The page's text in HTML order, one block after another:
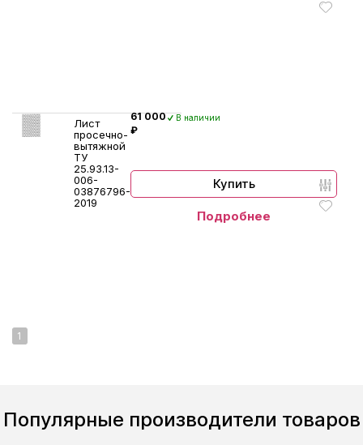
Лист
просечно-
вытяжной
ТУ
25.93.13-
006-
03876796-
2019
61 000
₽
В наличии
Купить
Подробнее
1
Популярные производители товаров